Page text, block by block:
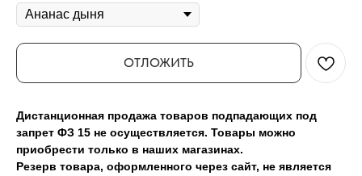
ОТЛОЖИТЬ
Дистанционная продажа товаров подпадающих под
запрет ФЗ 15 не осуществляется. Товары можно
приобрести только в наших магазинах.
Резерв товара, оформленного через сайт, не является